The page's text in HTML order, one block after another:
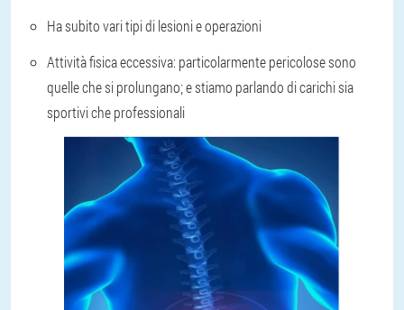
Ha subito vari tipi di lesioni e operazioni
Attività fisica eccessiva: particolarmente pericolose sono
quelle che si prolungano; e stiamo parlando di carichi sia
sportivi che professionali